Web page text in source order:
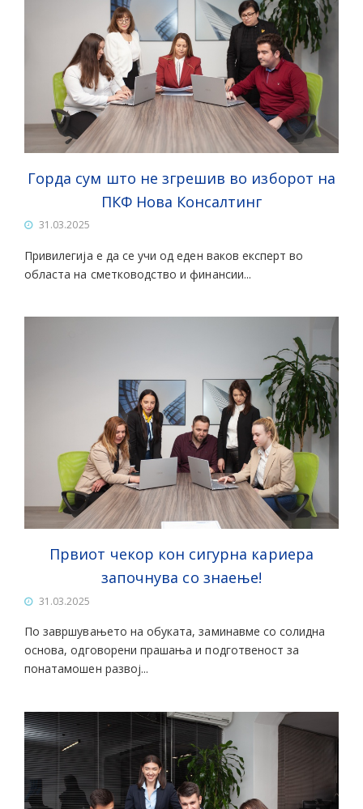
Горда сум што не згрешив во изборот на
ПКФ Нова Консалтинг
31.03.2025
Привилегија е да се учи од еден ваков експерт во
областа на сметководство и финансии...
Првиот чекор кон сигурна кариера
започнува со знаење!
31.03.2025
По завршувањето на обуката, заминавме со солидна
основа, одговорени прашања и подготвеност за
понатамошен развој...